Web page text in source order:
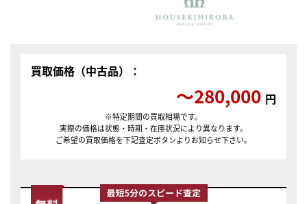
買取価格（中古品）：
〜280,000 円
※特定期間の買取相場です。
実際の価格は状態・時期・在庫状況により異なります。
ご希望の買取価格を下記査定ボタンよりお知らせ下さい。